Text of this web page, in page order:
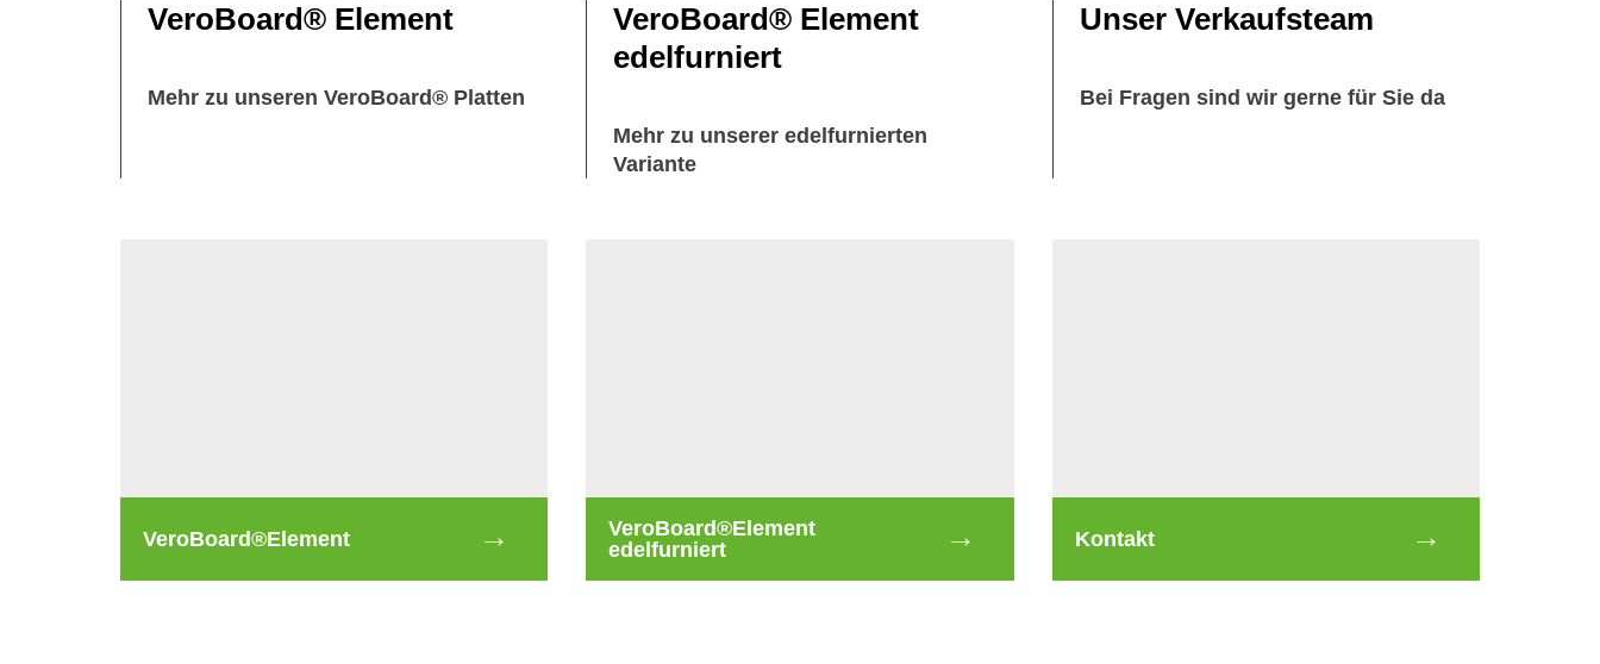
VeroBoard® Element
Mehr zu unseren VeroBoard® Platten
VeroBoard®Element
VeroBoard® Element
edelfurniert
Mehr zu unserer edelfurnierten
Variante
VeroBoard®Element
edelfurniert
Unser Verkaufsteam
Bei Fragen sind wir gerne für Sie da
Kontakt